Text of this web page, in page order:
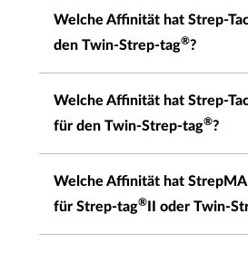
Bereich.
Welche Affinität hat Strep-
den Twin-Strep-tag®?
Bereich.
Welche Affinität hat Strep-
für den Twin-Strep-tag®?
Welche Affinität hat
für Strep-tag®II oder Twin-